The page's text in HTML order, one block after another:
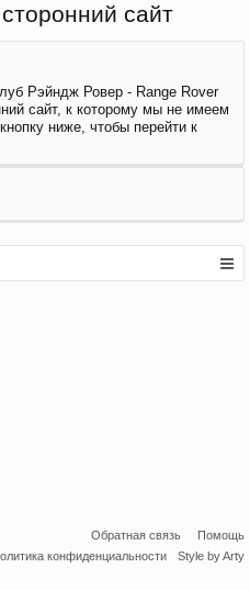
сайт
Рэйндж Ровер - Range Rover
сайт, к которому мы не имеем
ниже, чтобы перейти к
Обратная связь
Помощь
конфиденциальности
Style by Arty